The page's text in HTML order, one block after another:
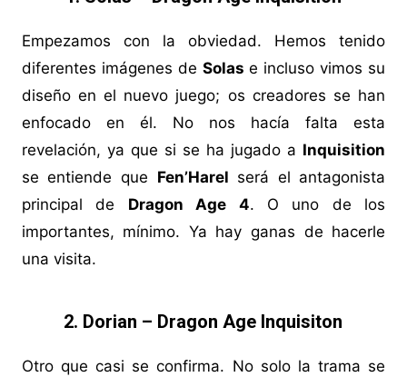
Empezamos con la obviedad. Hemos tenido
diferentes imágenes de Solas e incluso vimos su
diseño en el nuevo juego; os creadores se han
enfocado en él. No nos hacía falta esta
revelación, ya que si se ha jugado a Inquisition
se entiende que Fen’Harel será el antagonista
principal de Dragon Age 4. O uno de los
importantes, mínimo. Ya hay ganas de hacerle
una visita.
2. Dorian – Dragon Age Inquisiton
Otro que casi se confirma. No solo la trama se